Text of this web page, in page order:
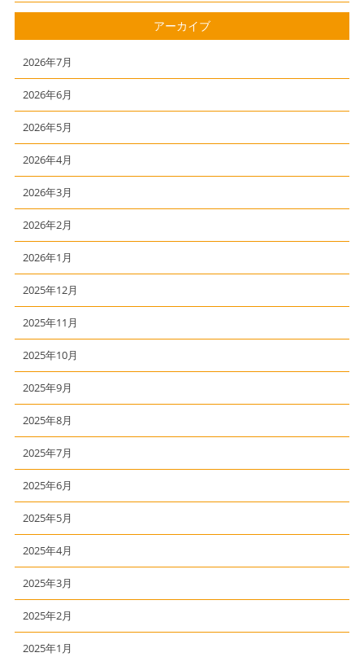
アーカイブ
2026年7月
2026年6月
2026年5月
2026年4月
2026年3月
2026年2月
2026年1月
2025年12月
2025年11月
2025年10月
2025年9月
2025年8月
2025年7月
2025年6月
2025年5月
2025年4月
2025年3月
2025年2月
2025年1月